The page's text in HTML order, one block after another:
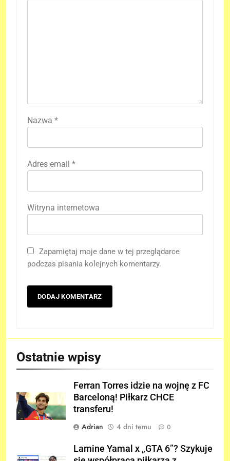
Nazwa *
Adres email *
Witryna internetowa
Zapamiętaj moje dane w tej przeglądarce
podczas pisania kolejnych komentarzy.
Ostatnie wpisy
Ferran Torres idzie na wojnę z FC
Barceloną! Piłkarz CHCE
transferu!
Adrian
4 dni temu 0
Lamine Yamal x „GTA 6”? Szykuje